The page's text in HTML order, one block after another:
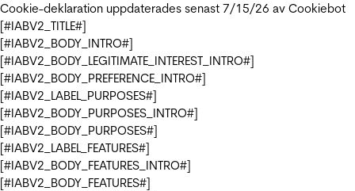
Cookie-deklaration uppdaterades senast 7/15/26 av Cookiebot
[#IABV2_TITLE#]
[#IABV2_BODY_INTRO#]
[#IABV2_BODY_LEGITIMATE_INTEREST_INTRO#]
[#IABV2_BODY_PREFERENCE_INTRO#]
[#IABV2_LABEL_PURPOSES#]
[#IABV2_BODY_PURPOSES_INTRO#]
[#IABV2_BODY_PURPOSES#]
[#IABV2_LABEL_FEATURES#]
[#IABV2_BODY_FEATURES_INTRO#]
[#IABV2_BODY_FEATURES#]